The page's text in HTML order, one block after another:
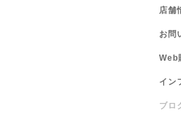
店舗
お問
Web
イン
ブロ